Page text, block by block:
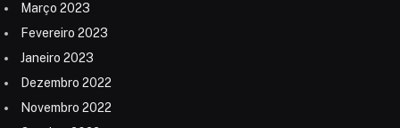
Março 2023
Fevereiro 2023
Janeiro 2023
Dezembro 2022
Novembro 2022